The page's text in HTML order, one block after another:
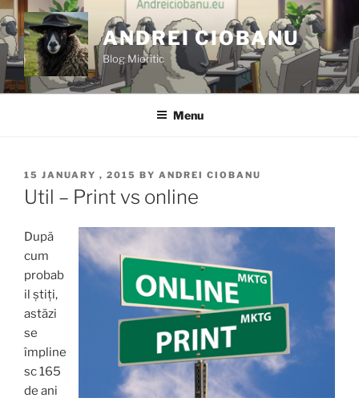
Skip
to
content
ANDREI CIOBANU
Blog Mioritic
Menu
POSTED
ON
15 JANUARY , 2015 BY ANDREI CIOBANU
Util – Print vs online
După
cum
probab
il știți,
astăzi
se
împline
sc 165
de ani